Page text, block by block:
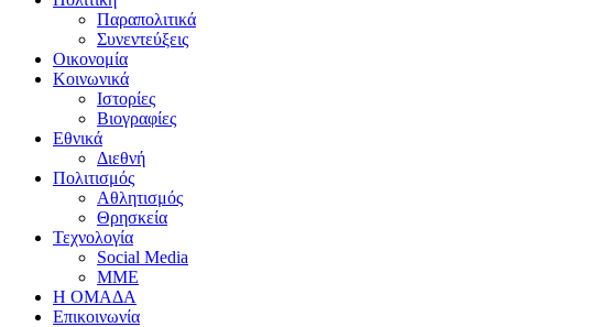
Παραπολιτικά
Συνεντεύξεις
Οικονομία
Κοινωνικά
Ιστορίες
Βιογραφίες
Εθνικά
Διεθνή
Πολιτισμός
Αθλητισμός
Θρησκεία
Τεχνολογία
Social Media
ΜΜΕ
Η ΟΜΑΔΑ
Επικοινωνία